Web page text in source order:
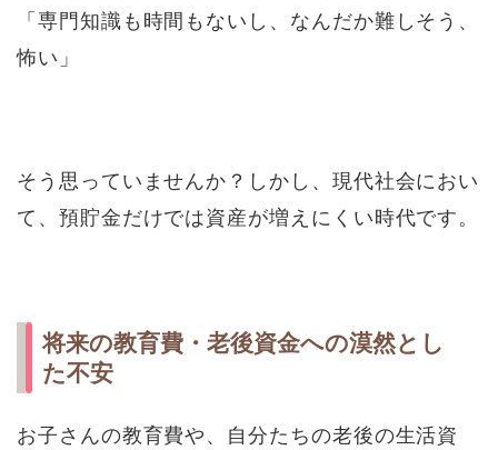
「専門知識も時間もないし、なんだか難しそう、
怖い」
そう思っていませんか？しかし、現代社会におい
て、預貯金だけでは資産が増えにくい時代です。
将来の教育費・老後資金への漠然とし
た不安
お子さんの教育費や、自分たちの老後の生活資